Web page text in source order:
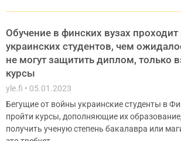
Обучение в финских вузах
украинских студентов, чем
не могут защитить диплом, только
курсы
yle.fi
05.01.2023
Бегущие от войны украинские студенты в
пройти курсы, дополняющие их
получить ученую степень бакалавра или